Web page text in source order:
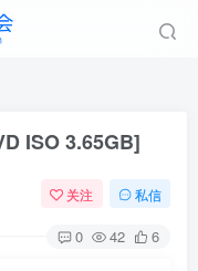
ISO 3.65GB]
关注 私信
0 42 6